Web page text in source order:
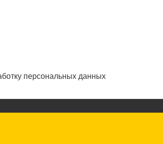
персональных данных